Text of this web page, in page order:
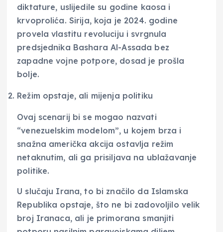
diktature, uslijedile su godine kaosa i
krvoprolića. Sirija, koja je 2024. godine
provela vlastitu revoluciju i svrgnula
predsjednika Bashara Al-Assada bez
zapadne vojne potpore, dosad je prošla
bolje.
Režim opstaje, ali mijenja politiku
Ovaj scenarij bi se mogao nazvati
“venezuelskim modelom”, u kojem brza i
snažna američka akcija ostavlja režim
netaknutim, ali ga prisiljava na ublažavanje
politike.
U slučaju Irana, to bi značilo da Islamska
Republika opstaje, što ne bi zadovoljilo velik
broj Iranaca, ali je primorana smanjiti